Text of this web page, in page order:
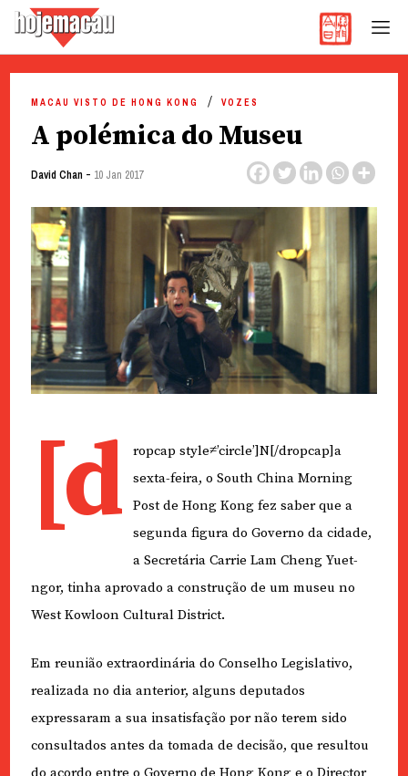
content
MACAU VISTO DE HONG KONG VOZES
A polémica do Museu
David Chan - 10 Jan 2017
[d
ropcap style≠’circle’]N[/dropcap]a
sexta-feira, o South China Morning
Post de Hong Kong fez saber que a
segunda figura do Governo da cidade,
a Secretária Carrie Lam Cheng Yuet-
ngor, tinha aprovado a construção de um museu no
West Kowloon Cultural District.
Em reunião extraordinária do Conselho Legislativo,
realizada no dia anterior, alguns deputados
expressaram a sua insatisfação por não terem sido
consultados antes da tomada de decisão, que resultou
do acordo entre o Governo de Hong Kong e o Director